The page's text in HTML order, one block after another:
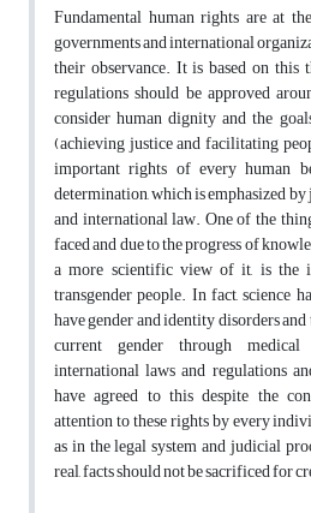
Fundamental human rights are at
governments and international
their observance. It is based on this
regulations should be approved
consider human dignity and the
(achieving justice and facilitating
important rights of every human
determination, which is emphasized
and international law. One of the
faced and due to the progress of
a more scientific view of it, is the
transgender people. In fact, science
have gender and identity disorders and
current gender through
international laws and regulations
have agreed to this despite the
attention to these rights by every
as in the legal system and judicial
real, facts should not be sacrificed for